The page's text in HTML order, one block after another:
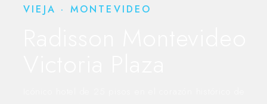
VIEJA · MONTEVIDEO